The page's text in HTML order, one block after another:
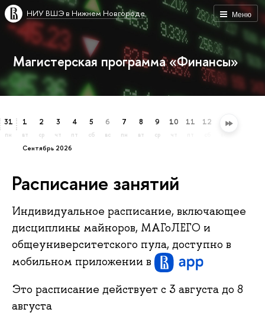
Меню
НИУ ВШЭ в Нижнем Новгороде
Магистерская программа «Финансы»
31
пн
сентябрь 2026
1
вт
2
ср
3
чт
4
пт
5
сб
6
вс
7
пн
8
вт
9
ср
10
чт
11 12 13
Расписание занятий
Индивидуальное расписание, включающее
дисциплины майноров, МАГоЛЕГО и
общеуниверситетского пула, доступно в
мобильном приложении в
Это расписание действует с 3 августа до 8
августа